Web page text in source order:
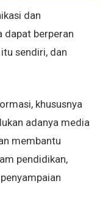
dan
dapat berperan
sendiri, dan
khususnya
adanya media
membantu
pendidikan,